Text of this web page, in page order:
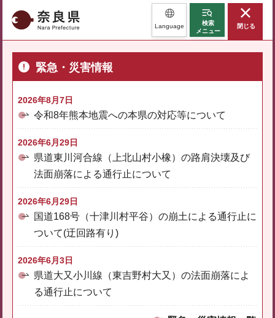
奈良県 Language
検索
メニュー
閉じる
緊急・災害情報
2026年8月7日
令和8年熊本地震への本県の対応等について
2026年6月29日
県道東川河合線（上北山村小橡）の路肩決壊及び
法面崩落による通行止について
2026年6月29日
国道168号（十津川村平谷）の崩土による通行止に
ついて(迂回路有り)
2026年6月3日
県道大又小川線（東吉野村大又）の法面崩落によ
る通行止について